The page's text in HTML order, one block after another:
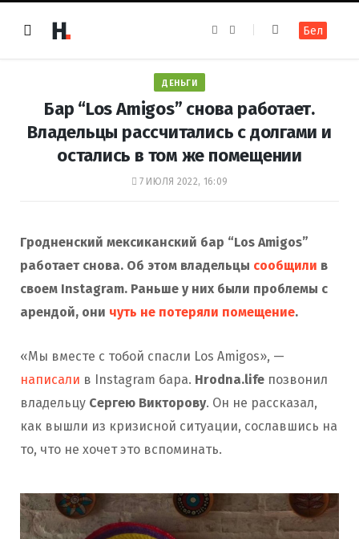
e
k
t
a
m
Бел
ДЕНЬГИ
Бар “Los Amigos” снова работает.
Владельцы рассчитались с долгами и
остались в том же помещении
7 ИЮЛЯ 2022, 16:09
Гродненский мексиканский бар “Los Amigos”
работает снова. Об этом владельцы сообщили в
своем Instagram. Раньше у них были проблемы с
арендой, они чуть не потеряли помещение.
«Мы вместе с тобой спасли Los Amigos», —
написали в Instagram бара. Hrodna.life позвонил
владельцу Сергею Викторову. Он не рассказал,
как вышли из кризисной ситуации, сославшись на
то, что не хочет это вспоминать.